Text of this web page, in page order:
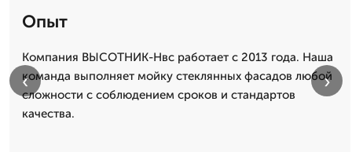
Опыт
Компания ВЫСОТНИК-Нвс работает с 2013 года. Наша
команда выполняет мойку стеклянных фасадов любой
сложности с соблюдением сроков и стандартов
качества.
‹ ›